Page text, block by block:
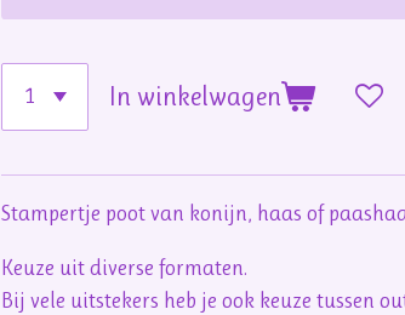
In winkelwagen
Stampertje poot van konijn, haas of
Keuze uit diverse formaten.
Bij vele uitstekers heb je ook keuze tussen